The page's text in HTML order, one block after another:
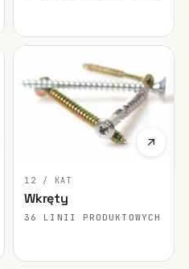
12 / KAT
Wkręty
36 LINII PRODUKTOWYCH